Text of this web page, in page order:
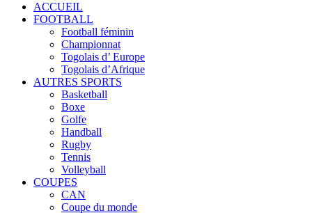
ACCUEIL
FOOTBALL
Football féminin
Championnat
Togolais d’ Europe
Togolais d’Afrique
AUTRES SPORTS
Basketball
Boxe
Golfe
Handball
Rugby
Tennis
Volleyball
COUPES
CAN
Coupe du monde